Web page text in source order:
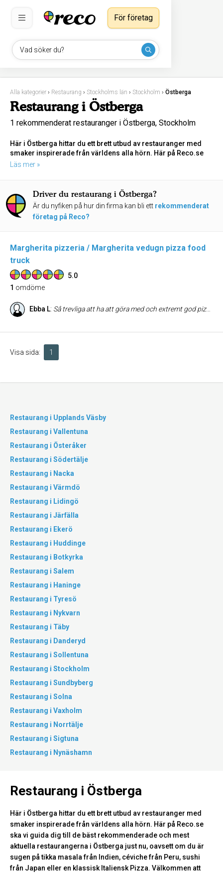
Vad söker du?
För företag
Alla kategorier › Restaurang › Stockholms län › Stockholm › Östberga
Restaurang i Östberga
1 rekommenderat restauranger i Östberga, Stockholm
Här i Östberga hittar du ett brett utbud av restauranger med
smaker inspirerade från världens alla hörn. Här på Reco.se
ska vi guida dig till de bäst rekommenderade och mest
från Japan eller en klassisk Italiensk Pizza. Välkommen att
kika runt!
Läs mer »
Driver du restaurang i Östberga?
Är du nyfiken på hur din firma kan bli ett rekommenderat
företag på Reco?
Margherita pizzeria / Margherita vedugn pizza food
truck
5.0
1 omdöme
Ebba L: Så trevliga att ha att göra med och extremt god pizza 😍 vi är supernöjda!
Visa sida: 1
Restaurang i Upplands Väsby
Restaurang i Vallentuna
Restaurang i Österåker
Restaurang i Södertälje
Restaurang i Nacka
Restaurang i Värmdö
Restaurang i Lidingö
Restaurang i Järfälla
Restaurang i Ekerö
Restaurang i Huddinge
Restaurang i Botkyrka
Restaurang i Salem
Restaurang i Haninge
Restaurang i Tyresö
Restaurang i Nykvarn
Restaurang i Täby
Restaurang i Danderyd
Restaurang i Sollentuna
Restaurang i Stockholm
Restaurang i Sundbyberg
Restaurang i Solna
Restaurang i Vaxholm
Restaurang i Norrtälje
Restaurang i Sigtuna
Restaurang i Nynäshamn
Restaurang i Östberga
Här i Östberga hittar du ett brett utbud av restauranger med
smaker inspirerade från världens alla hörn. Här på Reco.se
ska vi guida dig till de bäst rekommenderade och mest
aktuella restaurangerna i Östberga just nu, oavsett om du är
sugen på tikka masala från Indien, céviche från Peru, sushi
från Japan eller en klassisk Italiensk Pizza. Välkommen att